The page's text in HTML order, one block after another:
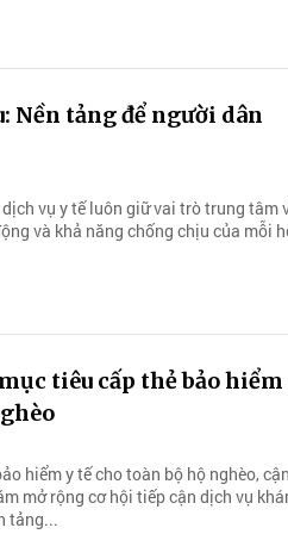
Nền tảng để người dân
vụ y tế luôn giữ vai trò trung tâm
và khả năng chống chịu của mỗi
tiêu cấp thẻ bảo hiểm
hiểm y tế cho toàn bộ hộ nghèo, cận
mở rộng cơ hội tiếp cận dịch vụ
tảng...